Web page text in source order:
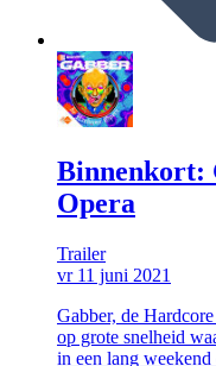
Binnenkort:
Opera
Trailer
vr 11 juni 2021
Gabber, de
op grote snelheid
in een lang